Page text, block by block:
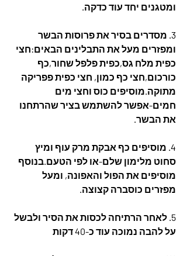
ומטגנים יחד עוד כדקה.
3. מסדרים בסיר את פרוסות הבשר
ומפזרים מעל את התבלינים הבאים:חצי
כפית מלח גס,כפית פלפל שחור,כף
כורכום,חצי כף כמון, חצי כפית פפריקה
מתוקה.מוסיפים כוס וחצי מים
חמים-אפשר להשתמש בציר שהרתחנו
את הבשר.
4. מוסיפים כף אבקת מרק עוף ומיץ
סחוט מלימון שלם-או לפי הטעם.בנוסף
מוסיפים את הפול והאפונה, ומעל
מפזרים כוסברה קצוצה.
5. לאחר הרתיחה לכסות את הסיר ולבשל
על להבה נמוכה עוד כ-40 דקות